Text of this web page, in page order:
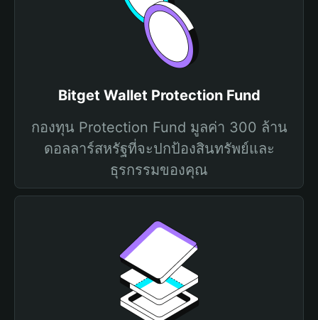
Bitget Wallet Protection Fund
กองทุน Protection Fund มูลค่า 300 ล้าน
ดอลลาร์สหรัฐที่จะปกป้องสินทรัพย์และ
ธุรกรรมของคุณ